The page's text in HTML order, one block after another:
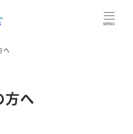
MENU
へ
方へ